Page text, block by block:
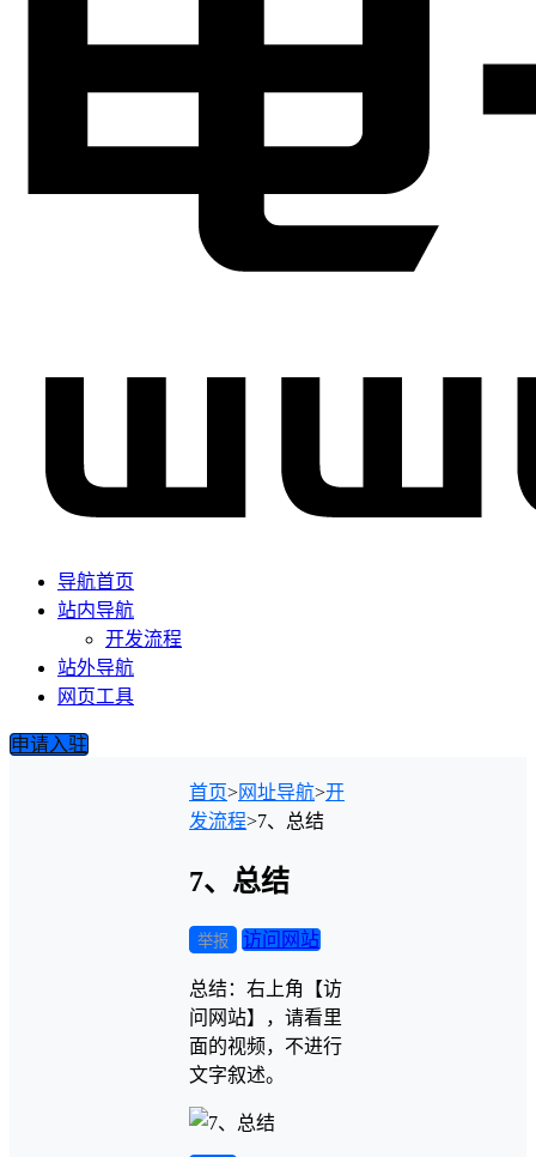
导航首页
站内导航
开发流程
站外导航
网页工具
申请入驻
首页>网址导航>开
发流程>7、总结
7、总结
举报 访问网站
总结：右上角【访
问网站】，请看里
面的视频，不进行
文字叙述。